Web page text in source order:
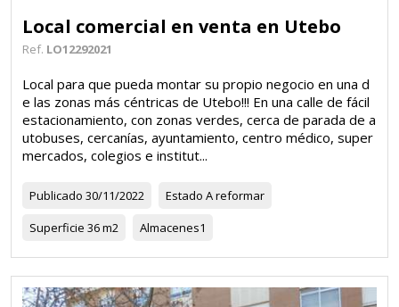
Local comercial en venta en Utebo
Ref. LO12292021
Local para que pueda montar su propio negocio en una d
e las zonas más céntricas de Utebo!!! En una calle de fácil
estacionamiento, con zonas verdes, cerca de parada de a
utobuses, cercanías, ayuntamiento, centro médico, super
mercados, colegios e institut...
Publicado 30/11/2022 Estado A reformar
Superficie 36 m2 Almacenes1